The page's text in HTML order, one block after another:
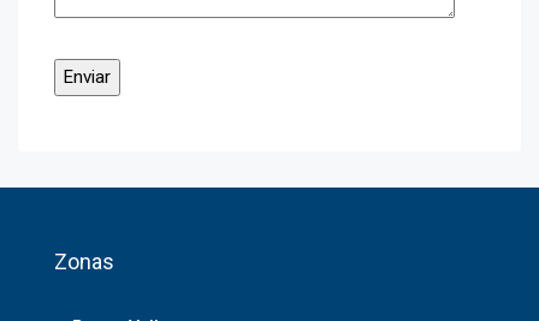
Zonas